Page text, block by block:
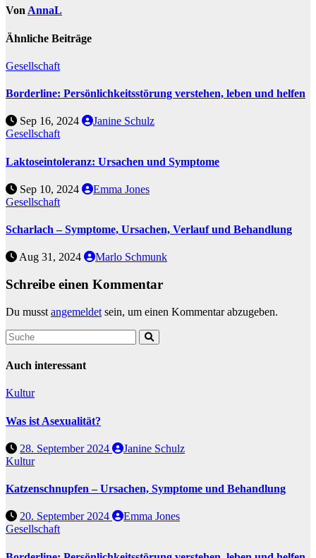
Von AnnaL
Ähnliche Beiträge
Gesellschaft
Borderline: Persönlichkeitsstörung verstehen, leben und helfen
Sep 16, 2024
Janine Schulz
Gesellschaft
Laktoseintoleranz: Ursachen und Symptome
Sep 10, 2024
Emma Jones
Gesellschaft
Scharlach – Symptome, Ursachen, Verlauf und Behandlung
Aug 31, 2024 Marlo Schmunk
Schreibe einen Kommentar
Du musst angemeldet sein, um einen Kommentar abzugeben.
Auch interessant
Kultur
Was ist Asexualität?
28. September 2024
Janine Schulz
Kultur
Katzenschnupfen – Ursachen, Symptome und Behandlung
20. September 2024
Emma Jones
Gesellschaft